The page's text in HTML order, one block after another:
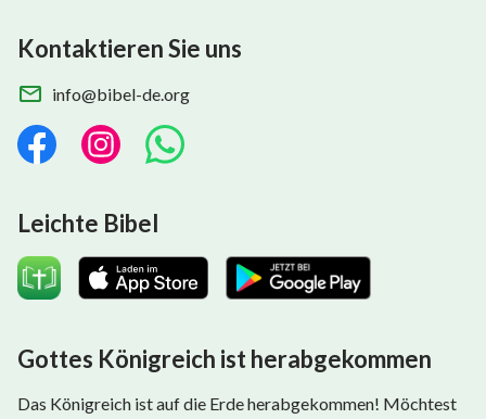
Kontaktieren Sie uns
info@bibel-de.org
Leichte Bibel
Gottes Königreich ist herabgekommen
Das Königreich ist auf die Erde herabgekommen! Möchtest